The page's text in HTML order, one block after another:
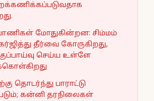
மோதுகின்றன: சிம்மம்
தீர்வை கோருகிறது,
செய்ய உள்ளே
தொடர்ந்து பாராட்டு
கன்னி தரநிலைகள்